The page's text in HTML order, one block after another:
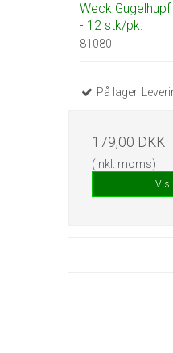
Weck
- 12 stk/pk.
81080
På lager.
179,00 DKK
(inkl. moms)
Vis